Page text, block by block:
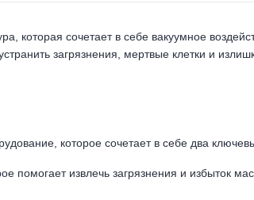
которая сочетает в себе вакуумное
загрязнения, мертвые клетки и
которое сочетает в себе два
помогает извлечь загрязнения и избыток